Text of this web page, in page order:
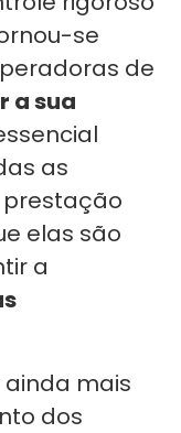
se
de
a sua
as
elas são
a
mais
dos